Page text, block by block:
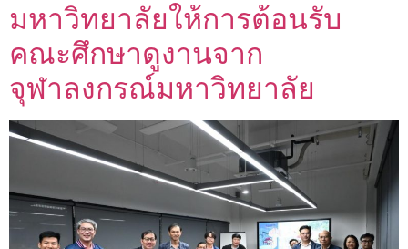
มหาวิทยาลัยให้การต้อนรับ
คณะศึกษาดูงานจาก
จุฬาลงกรณ์มหาวิทยาลัย